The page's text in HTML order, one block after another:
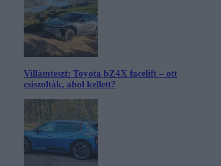
Villámteszt: Toyota bZ4X facelift – ott
csiszolták, ahol kellett?